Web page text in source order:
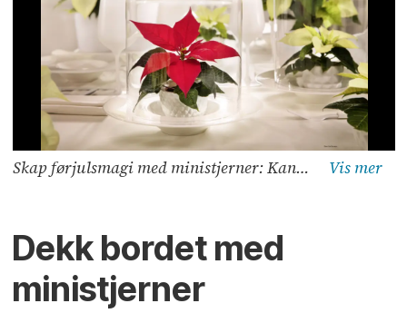
Skap førjulsmagi med ministjerner: Kanskje julestjernen i glassklokken er forhekset?
Dekk bordet med
ministjerner